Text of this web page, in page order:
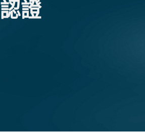
認證